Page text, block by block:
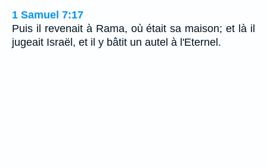
1 Samuel 7:17
Puis il revenait à Rama, où était sa maison; et là il
jugeait Israël, et il y bâtit un autel à l'Eternel.